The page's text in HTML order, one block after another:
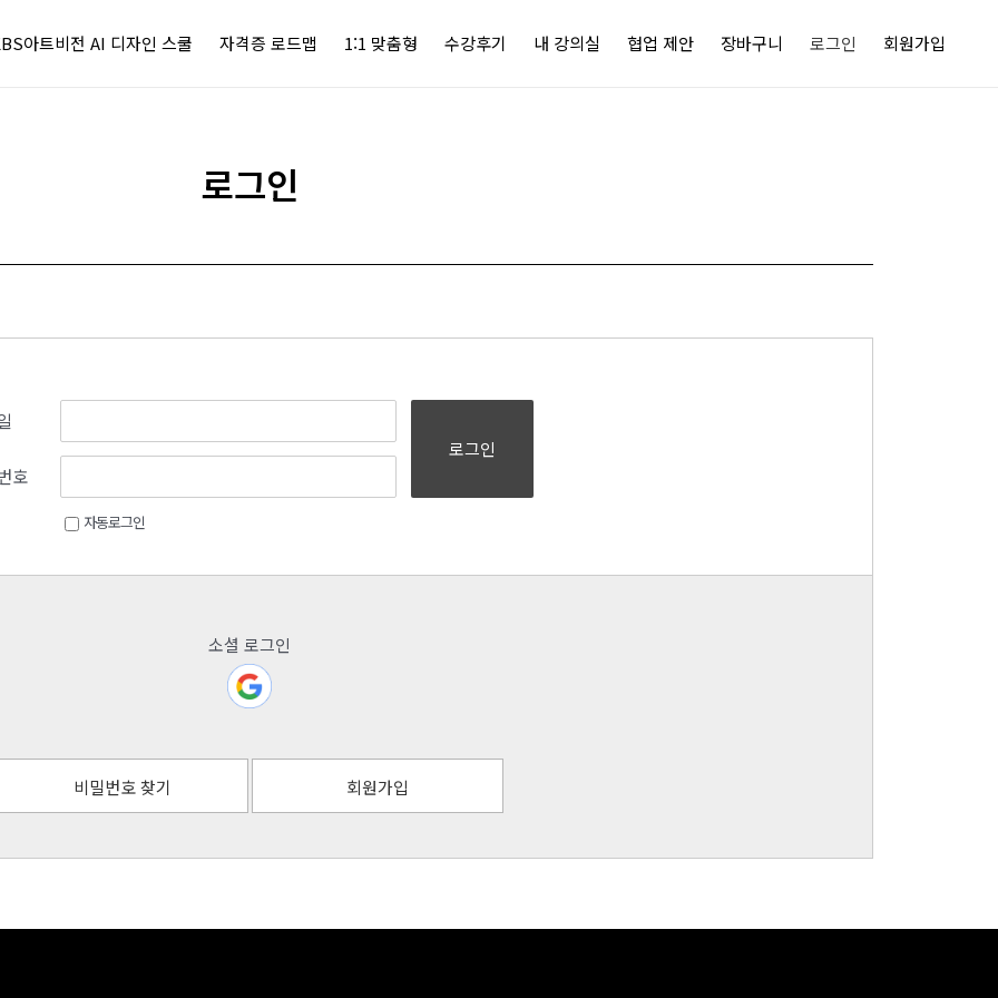
아트비전 AI 디자인 스쿨 자격증 로드맵 1:1 맞춤형 수강후기 내 강의실 협업 제안 장바구니 로그인 회원가입
로그인
호
자동로그인
로그인
소셜 로그인
비밀번호 찾기 회원가입